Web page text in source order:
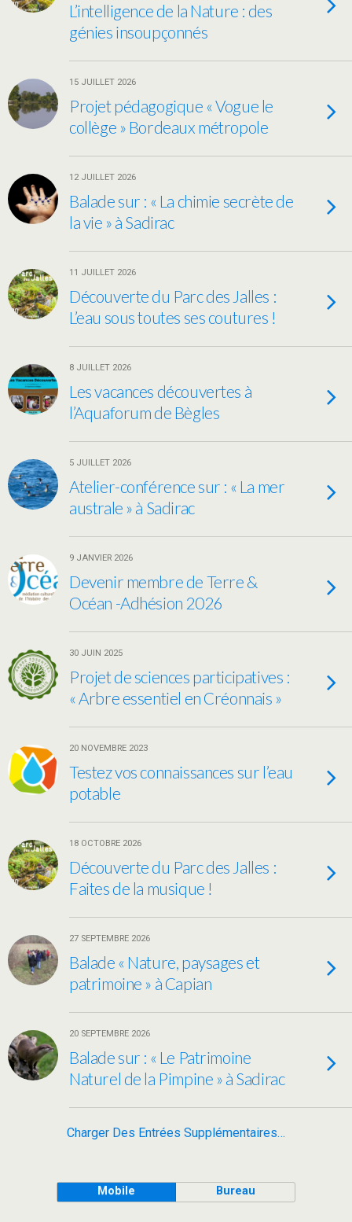
L’intelligence de la Nature : des
génies insoupçonnés
15 JUILLET 2026
Projet pédagogique « Vogue le
collège » Bordeaux métropole
12 JUILLET 2026
Balade sur : « La chimie secrète de
la vie » à Sadirac
11 JUILLET 2026
Découverte du Parc des Jalles :
L’eau sous toutes ses coutures !
8 JUILLET 2026
Les vacances découvertes à
l’Aquaforum de Bègles
5 JUILLET 2026
Atelier-conférence sur : « La mer
australe » à Sadirac
9 JANVIER 2026
Devenir membre de Terre &
Océan -Adhésion 2026
30 JUIN 2025
Projet de sciences participatives :
« Arbre essentiel en Créonnais »
20 NOVEMBRE 2023
Testez vos connaissances sur l’eau
potable
18 OCTOBRE 2026
Découverte du Parc des Jalles :
Faites de la musique !
27 SEPTEMBRE 2026
Balade « Nature, paysages et
patrimoine » à Capian
20 SEPTEMBRE 2026
Balade sur : « Le Patrimoine
Naturel de la Pimpine » à Sadirac
Charger Des Entrées Supplémentaires…
Mobile Bureau